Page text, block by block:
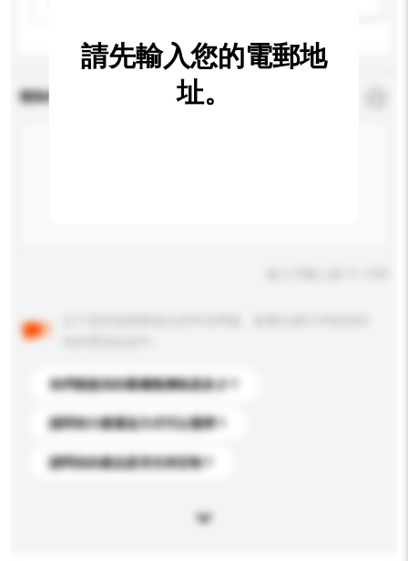
查詢內容
你們能提供的最優惠價格是多少？
請問有什麼運送方式可以選擇？
請問你的產品是否支持定制？
請先輸入您的電郵地
址。